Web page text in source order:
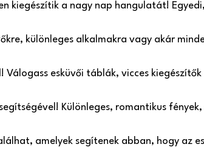
kiegészítik a nagy nap hangulatát!
különleges alkalmakra vagy akár
esküvői táblák, vicces kiegészítők
Különleges, romantikus
amelyek segítenek abban, hogy az